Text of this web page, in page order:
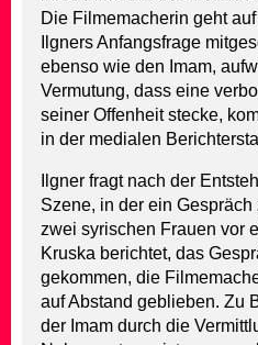
Die Filmemacherin geht
Ilgners Anfangsfrage
ebenso wie den Imam,
Vermutung, dass eine
seiner Offenheit stecke,
in der medialen
Ilgner fragt nach der
Szene, in der ein
zwei syrischen Frauen vor
Kruska berichtet, das
gekommen, die
auf Abstand geblieben. Zu
der Imam durch die